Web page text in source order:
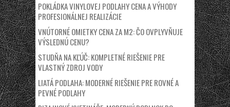
POKLÁDKA VINYLOVEJ PODLAHY CENA A VÝHODY
PROFESIONÁLNEJ REALIZÁCIE
VNÚTORNÉ OMIETKY CENA ZA M2: ČO OVPLYVŇUJE
VÝSLEDNÚ CENU?
STUDŇA NA KĽÚČ: KOMPLETNÉ RIEŠENIE PRE
VLASTNÝ ZDROJ VODY
LIATÁ PODLAHA: MODERNÉ RIEŠENIE PRE ROVNÉ A
PEVNÉ PODLAHY